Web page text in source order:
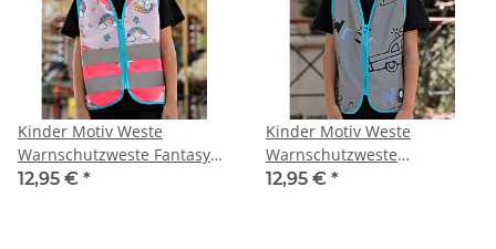
Kinder Motiv Weste
Warnschutzweste Fantasy
Einhorn + Ritter CO² Neutral
12,95 € *
Kinder Motiv Weste
Warnschutzweste
Rettungskräfte CO² Neutral
12,95 € *